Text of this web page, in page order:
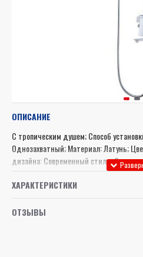
ОПИСАНИЕ
С тропическим душем; Способ
Однозахватный; Материал: Латунь;
дизайна: Современный стиль;
Тип дивертора: Переключатель с
ХАРАКТЕРИСТИКИ
ОТЗЫВЫ